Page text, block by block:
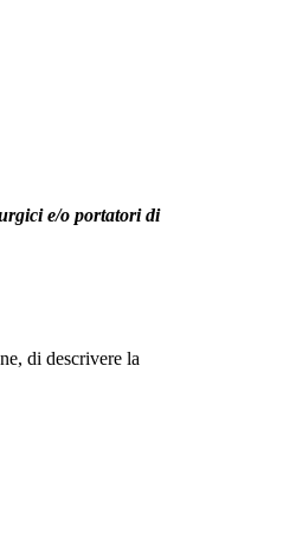
e/o portatori di
di descrivere la